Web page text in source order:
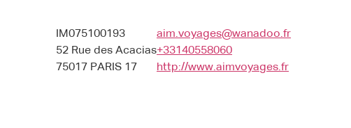
IM075100193
52 Rue des Acacias
75017 PARIS 17
aim.voyages@wanadoo.fr
+33140558060
http://www.aimvoyages.fr